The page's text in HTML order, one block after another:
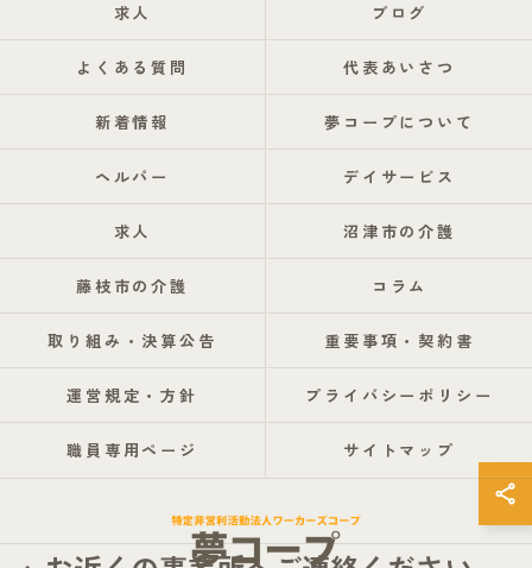
求人 ブログ
よくある質問 代表あいさつ
新着情報 夢コープについて
ヘルパー デイサービス
求人 沼津市の介護
藤枝市の介護 コラム
取り組み・決算公告 重要事項・契約書
運営規定・方針 プライバシーポリシー
職員専用ページ サイトマップ